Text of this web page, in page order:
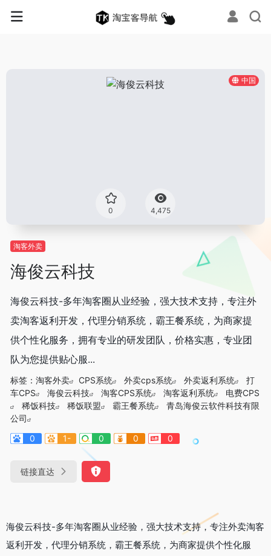
中国
0 4,475
淘客外卖
海俊云科技
海俊云科技-多年淘客圈从业经验，强大技术支持，专注外
卖淘客返利开发，代理分销系统，霸王餐系统，为商家提
供个性化服务，拥有专业的研发团队，价格实惠，专业团
队为您提供贴心服...
标签： 淘客外卖 CPS系统 外卖cps系统 外卖返利系统
打
车CPS
海俊云科技 淘客CPS系统 淘客返利系统
电费CPS
稀饭科技
稀饭联盟 霸王餐系统
青岛海俊云软件科技有限
公司
0
1- 0 0 0
链接直达
海俊云科技-多年淘客圈从业经验，强大技术支持，专注外卖淘客
返利开发，代理分销系统，霸王餐系统，为商家提供个性化服